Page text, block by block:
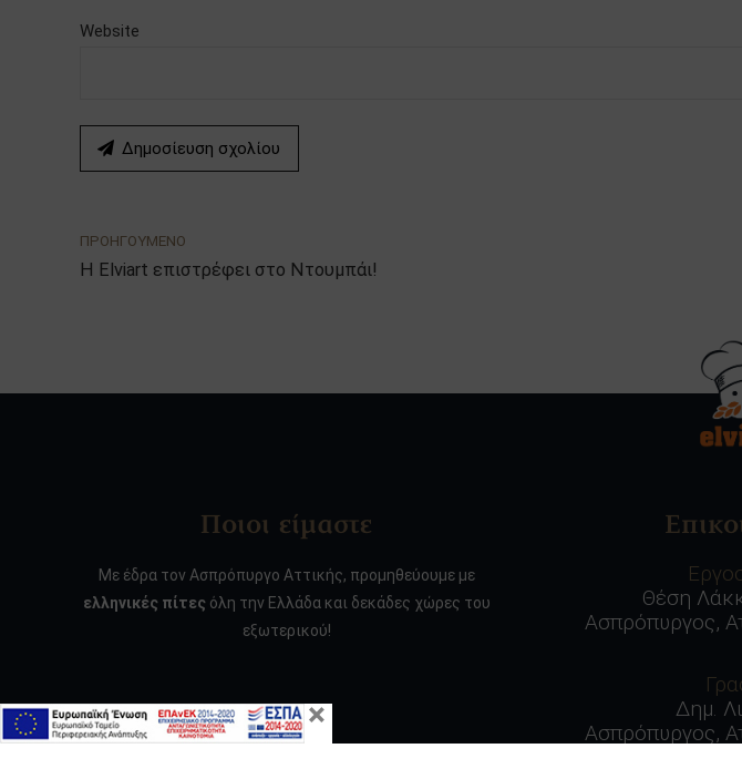
Website
Δημοσίευση σχολίου
ΠΡΟΗΓΟΥΜΕΝΟ
Η Elviart επιστρέφει στο Ντουμπάι!
Ποιοι είμαστε
Με έδρα τον Ασπρόπυργο Αττικής, προμηθεύουμε με
ελληνικές πίτεςόλη την Ελλάδα και δεκάδες χώρες του
εξωτερικού!
Θέση
Ασπρόπυργος,
Δημ.
Ασπρόπυργος,
×